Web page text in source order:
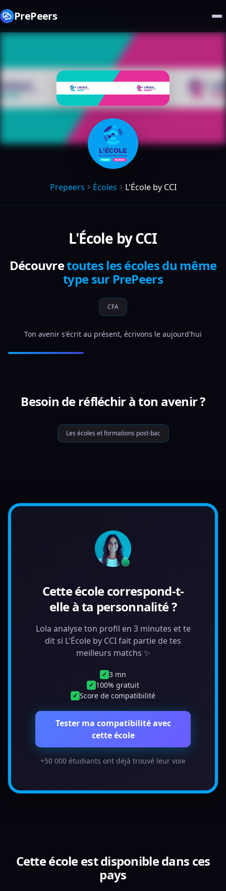
PrePeers
Prepeers Écoles L'École by CCI
L'École by CCI
Découvretoutes les écoles du même
type sur PrePeers
CFA
Ton avenir s'écrit au présent, écrivons le aujourd'hui
Besoin de réfléchir à ton avenir ?
Les écoles et formations post-bac
Cette école correspond-t-
elle à ta personnalité ?
Lola analyse ton profil en 3 minutes et te
dit si L'École by CCI fait partie de tes
meilleurs matchs ✨
✓ 3 mn
✓ 100% gratuit
✓ Score de compatibilité
Tester ma compatibilité avec
cette école
+50 000 étudiants ont déjà trouvé leur voie
Cette école est disponible dans ces
pays